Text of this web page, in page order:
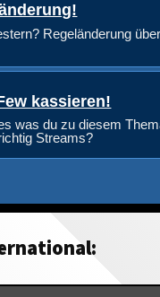
Regeländerung
kassieren!
was du zu diesem
Streams?